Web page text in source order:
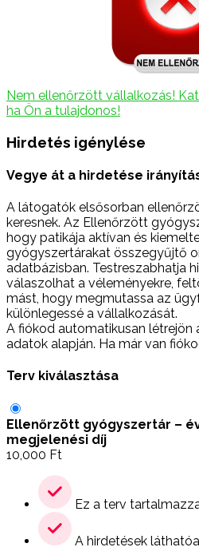
Nem ellenőrzött vállalkozás!
ha Ön a tulajdonos!
Hirdetés igénylése
Vegye át a hirdetése
A látogatók elsősorban
keresnek. Az Ellenőrzött
hogy patikája aktívan és
gyógyszertárakat összegyűjtő
adatbázisban. Testreszabhatja
válaszolhat a véleményekre,
mást, hogy megmutassa az
különlegessé a vállalkozását.
A fiókod automatikusan
adatok alapján. Ha már van
Terv kiválasztása
Ellenőrzött gyógyszertár –
megjelenési díj
10,000 Ft
Ez a terv
A hirdetések